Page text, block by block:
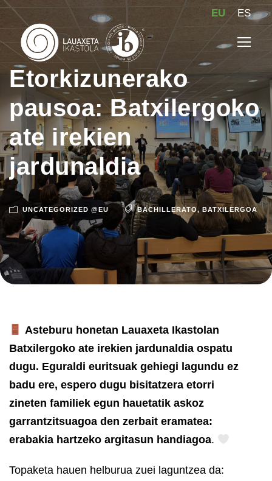
EU ES
Etorkizunerako
pausoa: Batxilergoko
ate irekien
jardunaldia
UNCATEGORIZED @EU BACHILLERATO, BATXILERGOA
Asteburu honetan Lauaxeta Ikastolan
Batxilergoko ate irekien jardunaldia ospatu
dugu. Eguraldi euritsuak gehiegi lagundu ez
badu ere, espero dugu bisitatzera etorri
zineten familiek egun hauetatik askoz
garrantzitsuagoa den zerbait eramatea:
erabakia hartzeko argitasun handiagoa.
Topaketa hauen helburua zuei laguntzea da: